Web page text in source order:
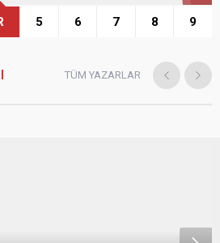
5 6 7 8 9
TÜM YAZARLAR